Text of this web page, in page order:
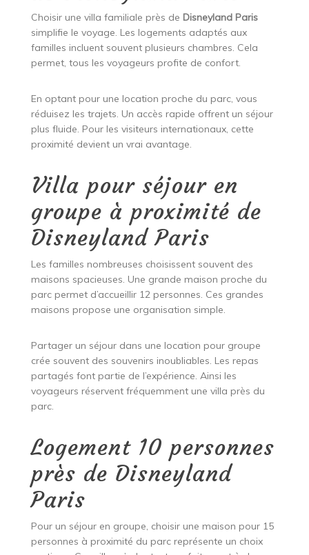
Choisir une villa familiale près de Disneyland Paris
simplifie le voyage. Les logements adaptés aux
familles incluent souvent plusieurs chambres. Cela
permet, tous les voyageurs profite de confort.
En optant pour une location proche du parc, vous
réduisez les trajets. Un accès rapide offrent un séjour
plus fluide. Pour les visiteurs internationaux, cette
proximité devient un vrai avantage.
Villa pour séjour en
groupe à proximité de
Disneyland Paris
Les familles nombreuses choisissent souvent des
maisons spacieuses. Une grande maison proche du
parc permet d’accueillir 12 personnes. Ces grandes
maisons propose une organisation simple.
Partager un séjour dans une location pour groupe
crée souvent des souvenirs inoubliables. Les repas
partagés font partie de l’expérience. Ainsi les
voyageurs réservent fréquemment une villa près du
parc.
Logement 10 personnes
près de Disneyland
Paris
Pour un séjour en groupe, choisir une maison pour 15
personnes à proximité du parc représente un choix